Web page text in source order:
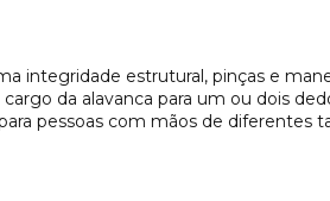
integridade estrutural, pinças e
da alavanca para um ou dois
pessoas com mãos de diferentes